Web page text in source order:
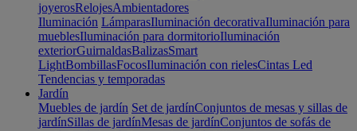
joyerosRelojesAmbientadores
Iluminación LámparasIluminación decorativaIluminación para
mueblesIluminación para dormitorioIluminación
exteriorGuirnaldasBalizasSmart
LightBombillasFocosIluminación con rielesCintas Led
Tendencias y temporadas
Jardín
Muebles de jardín Set de jardínConjuntos de mesas y sillas de
jardínSillas de jardínMesas de jardínConjuntos de sofás de